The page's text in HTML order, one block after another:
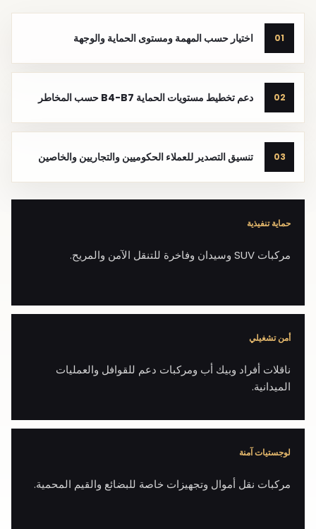
01 اختيار حسب المهمة ومستوى الحماية والوجهة
02 دعم تخطيط مستويات الحماية B4-B7 حسب المخاطر
03 تنسيق التصدير للعملاء الحكوميين والتجاريين والخاصين
حماية تنفيذية
مركبات SUV وسيدان وفاخرة للتنقل الآمن والمريح.
أمن تشغيلي
ناقلات أفراد وبيك أب ومركبات دعم للقوافل والعمليات
الميدانية.
لوجستيات آمنة
مركبات نقل أموال وتجهيزات خاصة للبضائع والقيم المحمية.